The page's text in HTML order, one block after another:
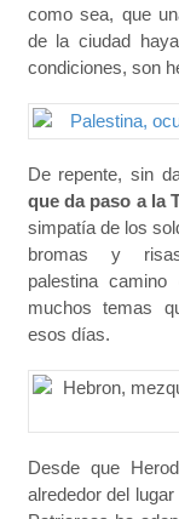
como sea, que
de la ciudad
condiciones, son
De repente, sin
que da paso a la
simpatía de los
bromas y
palestina
muchos temas
esos días.
Desde que
alrededor del